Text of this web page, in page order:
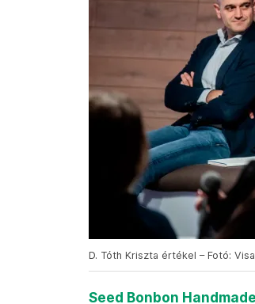
D. Tóth Kriszta értékel – Fotó: Visa
Seed Bonbon Handmade